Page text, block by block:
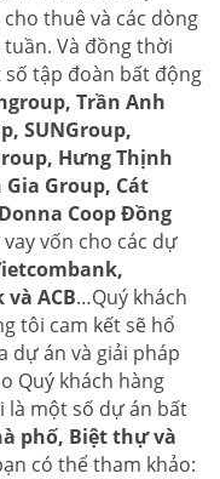
thuê và các dòng
Và đồng thời
tập đoàn bất động
Trần Anh
SUNGroup,
Hưng Thịnh
Gia Group, Cát
Coop Đồng
vốn cho các dự
ACB…Quý khách
tôi cam kết sẽ hổ
án và giải pháp
Quý khách hàng
là một số dự án bất
phố, Biệt thự và
có thể tham khảo: